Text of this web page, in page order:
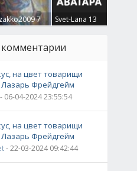
zakko20097 Svet-Lana 13
на цвет товарищи
Лазарь Фрейдгейм
- 06-04-2024 23:55:54
на цвет товарищи
Лазарь Фрейдгейм
- 22-03-2024 09:42:44